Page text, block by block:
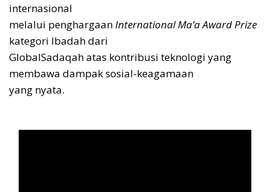
internasional
melalui penghargaanInternational Ma’a Award Prize
kategori Ibadah dari
GlobalSadaqah atas kontribusi teknologi yang
membawa dampak sosial-keagamaan
yang nyata.